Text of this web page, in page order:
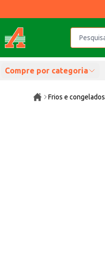
Compre por categoria
Frios e congelados